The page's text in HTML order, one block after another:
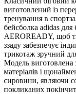
виготовлений із
тренування в
бейсболка adidas для
AEROREADY, щоб
ззаду забезпечує
трикотаж зручний
Модель виготовлена
матеріалів і
сировини, являючи
покликаних